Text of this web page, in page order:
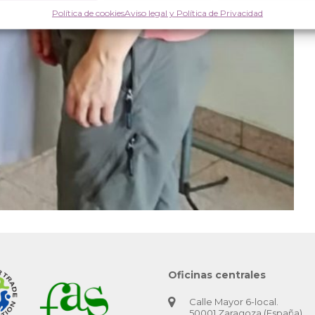
Política de cookiesAviso legal y Política de Privacidad
Oficinas centrales
Calle Mayor 6-local.